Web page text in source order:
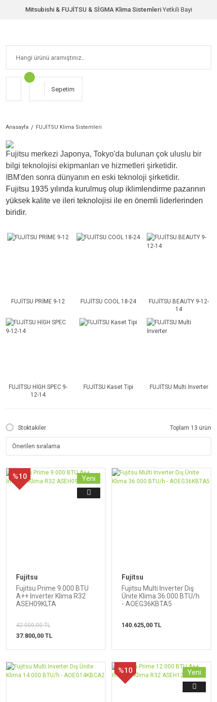
Mitsubishi & FUJİTSU & SİGMA Klima Sistemleri Yetkili Bayi
Sepetim
Anasayfa FUJİTSU Klima Sistemleri
Fujitsu merkezi Japonya, Tokyo'da bulunan çok uluslu bir
bilgi teknolojisi ekipmanları ve hizmetleri şirketidir.
IBM'den sonra dünyanın en eski teknoloji şirketidir.
Fujitsu 1935 yılında kurulmuş olup iklimlendirme pazarının
yüksek kalite ve ileri teknolojisi ile en önemli liderlerinden
biridir.
FUJİTSU PRİME 9-12 FUJİTSU COOL 18-24
FUJİTSU BEAUTY 9-12-
14
FUJİTSU HİGH SPEC 9-
12-14
FUJİTSU Kaset Tipi FUJİTSU Multi İnverter
Stoktakiler Toplam 13 ürün
%10 Yeni
Fujitsu
Fujitsu Prime 9.000 BTU
A++ Inverter Klima R32
ASEH09KLTA
42.000,00 TL
37.800,00 TL
Fujitsu
Fujitsu Multi Inverter Dış
Ünite Klima 36.000 BTU/h
- AOEG36KBTA5
140.625,00 TL
%10 Yeni